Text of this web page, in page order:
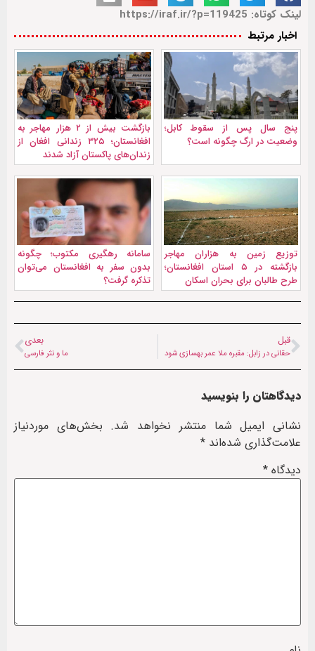
لینک کوتاه: https://iraf.ir/?p=119425
اخبار مرتبط
پنج سال پس از سقوط کابل؛
وضعیت در ارگ چگونه است؟
بازگشت بیش از ۲ هزار مهاجر به
افغانستان؛ ۳۲۵ زندانی افغان از
زندان‌های پاکستان آزاد شدند
توزیع زمین به هزاران مهاجر
بازگشته در ۵ استان افغانستان؛
طرح طالبان برای بحران اسکان
سامانه رهگیری مکتوب؛ چگونه
بدون سفر به افغانستان می‌توان
تذکره گرفت؟
قبل
حقانی در زابل: مقبره ملا عمر بهسازی شود
بعدی
ما و نثر فارسی
دیدگاهتان را بنویسید
نشانی ایمیل شما منتشر نخواهد شد. بخش‌های موردنیاز
علامت‌گذاری شده‌اند *
دیدگاه *